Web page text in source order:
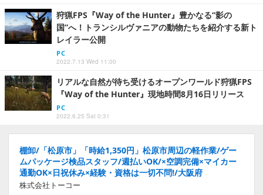
狩猟FPS『Way of the Hunter』豊かなる“影の
国”へ！トランシルヴァニアの動物たちを紹介する新ト
レイラー公開
PC
2022.7.13 Wed 11:00
リアルな自然が待ち受けるオープンワールド狩猟FPS
『Way of the Hunter』現地時間8月16日リリース
PC
2022.6.25 Sat 0:31
棚卸/「松原市」「時給1,350円」松原市周辺の軽作業/ゲー
ムパッケージ検品スタッフ/週払いOK/×空調完備×マイカー
通勤OK×日祝休み×経験・資格は一切不問!/大阪府
株式会社トーコー